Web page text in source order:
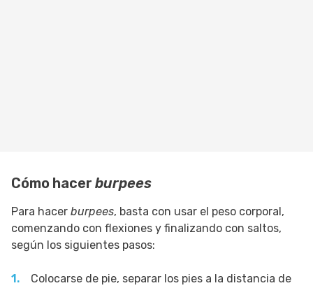
Cómo hacer burpees
Para hacer burpees, basta con usar el peso corporal,
comenzando con flexiones y finalizando con saltos,
según los siguientes pasos:
Colocarse de pie, separar los pies a la distancia de